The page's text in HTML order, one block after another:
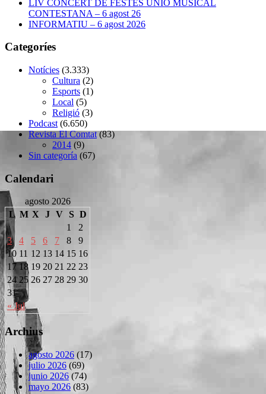
LIV CONCERT DE FESTES UNIO MUSICAL
CONTESTANA – 6 agost 26
INFORMATIU – 6 agost 2026
Categoríes
Notícies (3.333)
Cultura (2)
Esports (1)
Local (5)
Religió (3)
Podcast (6.650)
Revista El Comtat(83)
2014 (9)
Sin categoría (67)
Calendari
agosto 2026
L M X J V S D
« Jul
1
2
3
4 5 6 7 8
9
10 11 12 13 14 15 16
17 18 19 20 21 22 23
24 25 26 27 28 29 30
31
Archius
agosto 2026 (17)
julio 2026 (69)
junio 2026 (74)
mayo 2026 (83)